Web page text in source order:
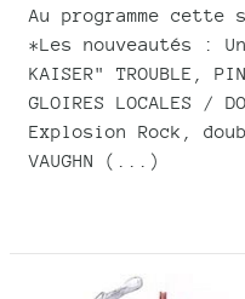
Au programme cette
*Les nouveautés : Un
KAISER" TROUBLE,
GLOIRES LOCALES /
Explosion Rock,
VAUGHN (...)